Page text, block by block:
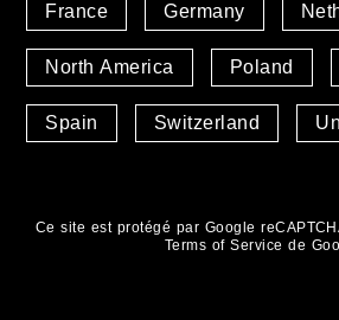
France Germany
North America Poland
Spain Switzerland
Ce site est protégé par Google
Terms of Service de